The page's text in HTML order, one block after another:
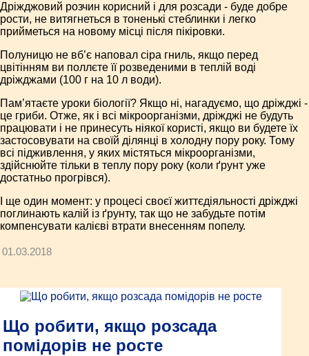
Дріжджовий розчин корисний і для розсади - буде добре
рости, не витягнеться в тоненькі стеблинки і легко
прийметься на новому місці після пікіровки.
Полуницю не вб’є наповал сіра гниль, якщо перед
цвітінням ви поллєте її розведеними в теплій воді
дріжджами (100 г на 10 л води).
Пам’ятаєте уроки біології? Якщо ні, нагадуємо, що дріжджі -
це гриби. Отже, як і всі мікроорганізми, дріжджі не будуть
працювати і не принесуть ніякої користі, якщо ви будете їх
застосовувати на своїй ділянці в холодну пору року. Тому
всі підживлення, у яких містяться мікроорганізми,
здійснюйте тільки в теплу пору року (коли ґрунт уже
достатньо прогрівся).
І ще один момент: у процесі своєї життєдіяльності дріжджі
поглинають калій із ґрунту, так що не забудьте потім
компенсувати калієві втрати внесенням попелу.
01.03.2018
Що робити, якщо розсада
помідорів не росте